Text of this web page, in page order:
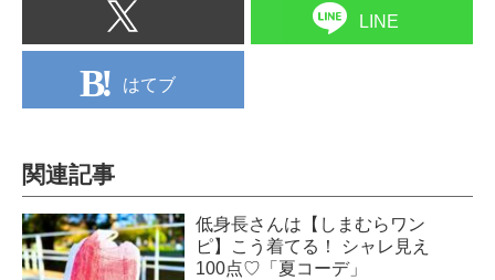
LINE
はてブ
関連記事
低身長さんは【しまむらワン
ピ】こう着てる！ シャレ見え
100点♡「夏コーデ」